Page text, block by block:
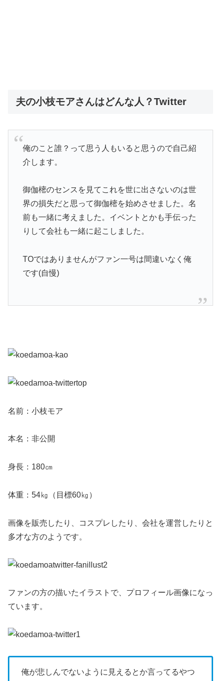
夫の小枝モアさんはどんな人？Twitter
俺のこと誰？って思う人もいると思うので自己紹
介します。
御伽樒のセンスを見てこれを世に出さないのは世
界の損失だと思って御伽樒を始めさせました。名
前も一緒に考えました。イベントとかも手伝った
りして会社も一緒に起こしました。
TOではありませんがファン一号は間違いなく俺
です(自慢)
名前：小枝モア
本名：非公開
身長：180㎝
体重：54㎏（目標60㎏）
画像を販売したり、コスプレしたり、会社を運営したりと
多才な方のようです。
ファンの方の描いたイラストで、プロフィール画像になっ
ています。
俺が悲しんでないように見えるとか言ってるやつ